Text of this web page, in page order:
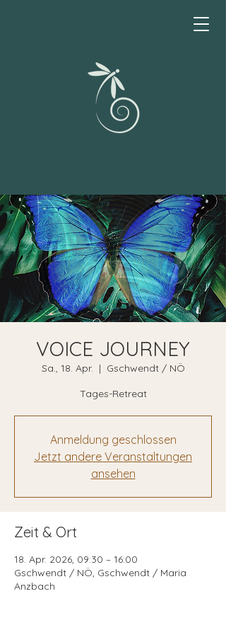
VOICE JOURNEY
Sa., 18. Apr.
  |
Gschwendt / NÖ
Tages-Retreat
Anmeldung geschlossen
Jetzt andere Veranstaltungen
ansehen
Zeit & Ort
18. Apr. 2026, 09:30 – 16:00
Gschwendt / NÖ, Gschwendt / Maria
Anzbach